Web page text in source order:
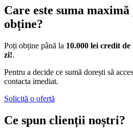
Care este suma
obține?
Poți obține până la 10.000 lei credit de
zi!.
Pentru a decide ce sumă dorești să
contacta imediat.
Solicită o ofertă
Ce spun clienții noștri?